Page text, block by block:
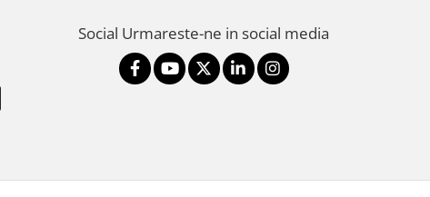
Social Urmareste-ne in social media